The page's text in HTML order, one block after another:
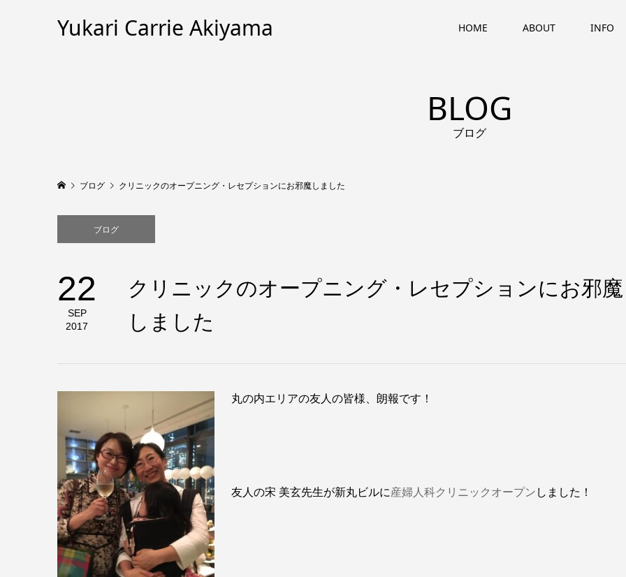
Yukari Carrie Akiyama HOME ABOUT INFO
BLOG
ブログ
ブログ クリニックのオープニング・レセプションにお邪魔しました
ブログ
22
SEP
2017
クリニックのオープニング・レセプションにお邪魔
しました
丸の内エリアの友人の皆様、朗報です！
友人の宋 美玄先生が新丸ビルに産婦人科クリニックオープンしました！